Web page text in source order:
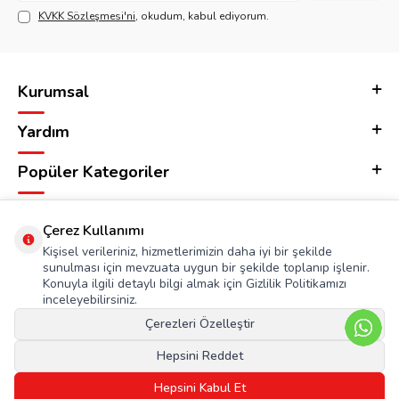
KVKK Sözleşmesi'ni, okudum, kabul ediyorum.
Kurumsal
Yardım
Popüler Kategoriler
Çerez Kullanımı
Kişisel verileriniz, hizmetlerimizin daha iyi bir şekilde
sunulması için mevzuata uygun bir şekilde toplanıp işlenir.
Konuyla ilgili detaylı bilgi almak için Gizlilik Politikamızı
inceleyebilirsiniz.
Çerezleri Özelleştir
Hepsini Reddet
Hepsini Kabul Et